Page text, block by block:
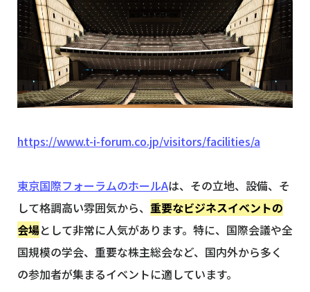
https://www.t-i-forum.co.jp/visitors/facilities/a
東京国際フォーラムのホールAは、その立地、設備、そ
して格調高い雰囲気から、 重要なビジネスイベントの
会場として非常に人気があります。特に、国際会議や全
国規模の学会、重要な株主総会など、国内外から多く
の参加者が集まるイベントに適しています。